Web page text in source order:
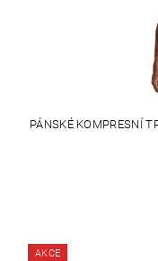
PÁNSKÉ KOMPRESNÍ
AKCE